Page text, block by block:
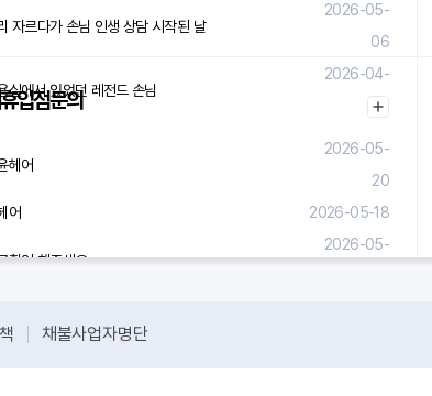
자르다가 손님 인생 상담 시작된 날
2026-05-
06
실에서 있었던 레전드 손님
2026-04-
29
입점문의
헤어
2026-05-
20
어
2026-05-18
확인 해주세요.
2026-05-
채불사업자명단